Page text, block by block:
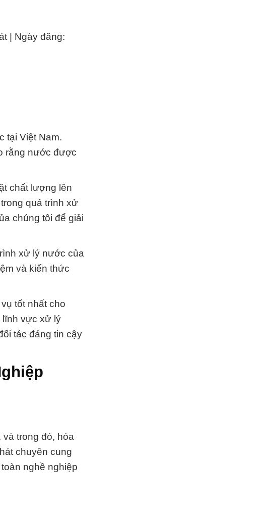
| Ngày đăng:
tại Việt Nam.
rằng nước được
chất lượng lên
quá trình xử
chúng tôi để giải
xử lý nước của
và kiến thức
tốt nhất cho
lĩnh vực xử lý
tác đáng tin cậy
trong đó, hóa
chuyên cung
nghề nghiệp